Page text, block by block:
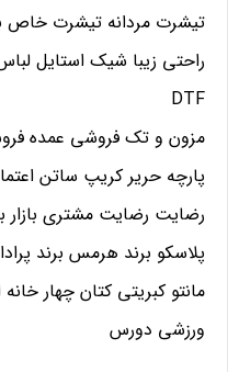
تیشرت مردانه تیشرت خاص
راحتی زیبا شیک استایل
DTF
پارچه حریر کریپ ساتن
رضایت رضایت مشتری بازار
پلاسکو برند هرمس برند
مانتو کبریتی کتان چهار
ورزشی دورس